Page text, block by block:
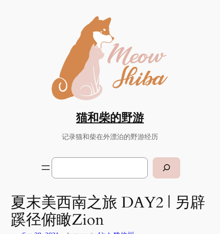
猫和柴的野游
记录猫和柴在外漂泊的野游经历
Search
夏末美西南之旅 DAY2 | 另辟
蹊径俯瞰Zion